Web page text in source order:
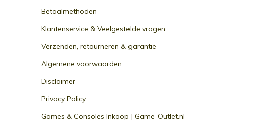
Betaalmethoden
Klantenservice & Veelgestelde vragen
Verzenden, retourneren & garantie
Algemene voorwaarden
Disclaimer
Privacy Policy
Games & Consoles Inkoop | Game-Outlet.nl